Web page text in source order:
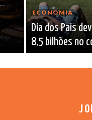
ECONOMIA
Dia dos Pais
8,5 bilhões no